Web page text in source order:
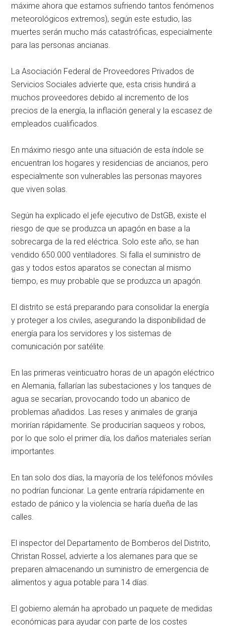
máxime ahora que estamos sufriendo tantos fenómenos
meteorológicos extremos), según este estudio, las
muertes serán mucho más catastróficas, especialmente
para las personas ancianas.
La Asociación Federal de Proveedores Privados de
Servicios Sociales advierte que, esta crisis hundirá a
muchos proveedores debido al incremento de los
precios de la energía, la inflación general y la escasez de
empleados cualificados.
En máximo riesgo ante una situación de esta índole se
encuentran los hogares y residencias de ancianos, pero
especialmente son vulnerables las personas mayores
que viven solas.
Según ha explicado el jefe ejecutivo de DstGB, existe el
riesgo de que se produzca un apagón en base a la
sobrecarga de la red eléctrica. Solo este año, se han
vendido 650.000 ventiladores. Si falla el suministro de
gas y todos estos aparatos se conectan al mismo
tiempo, es muy probable que se produzca un apagón.
El distrito se está preparando para consolidar la energía
y proteger a los civiles, asegurando la disponibilidad de
energía para los servidores y los sistemas de
comunicación por satélite.
En las primeras veinticuatro horas de un apagón eléctrico
en Alemania, fallarían las subestaciones y los tanques de
agua se secarían, provocando todo un abanico de
problemas añadidos. Las reses y animales de granja
morirían rápidamente. Se producirían saqueos y robos,
por lo que solo el primer día, los daños materiales serían
importantes.
En tan solo dos días, la mayoría de los teléfonos móviles
no podrían funcionar. La gente entraría rápidamente en
estado de pánico y la violencia se haría dueña de las
calles.
El inspector del Departamento de Bomberos del Distrito,
Christan Rossel, advierte a los alemanes para que se
preparen almacenando un suministro de emergencia de
alimentos y agua potable para 14 días.
El gobierno alemán ha aprobado un paquete de medidas
económicas para ayudar con parte de los costes